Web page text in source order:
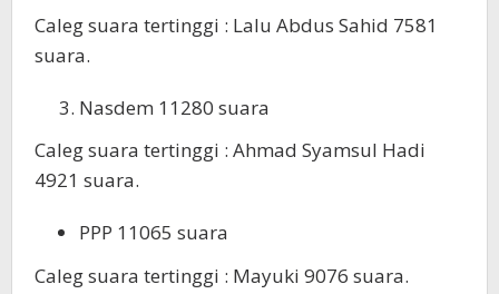
Caleg suara tertinggi : Lalu Abdus Sahid 7581
suara.
Nasdem 11280 suara
Caleg suara tertinggi : Ahmad Syamsul Hadi
4921 suara.
PPP 11065 suara
Caleg suara tertinggi : Mayuki 9076 suara.